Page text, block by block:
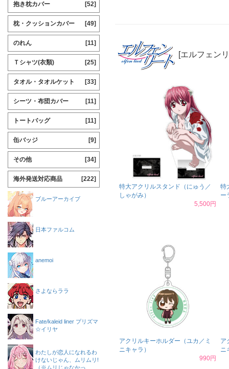
[エルフェン
特大アクリルスタンド（にゅう／
しゃがみ）
5,500円
特
ー
アクリルキーホルダー（ユカ／ミ
ニキャラ）
990円
ア
ニ
抱き枕カバー [52]
枕・クッションカバー [49]
のれん [11]
Ｔシャツ(衣類) [25]
タオル・タオルケット [33]
シーツ・布団カバー [11]
トートバッグ [11]
缶バッジ [9]
その他 [34]
海外発送対応商品 [222]
ブルーアーカイブ
日本ファルコム
anemoi
さよならララ
Fate/kaleid liner プリズマ
☆イリヤ
わたしが恋人になれるわ
けないじゃん、ムリムリ!
（※ムリじゃなかっ